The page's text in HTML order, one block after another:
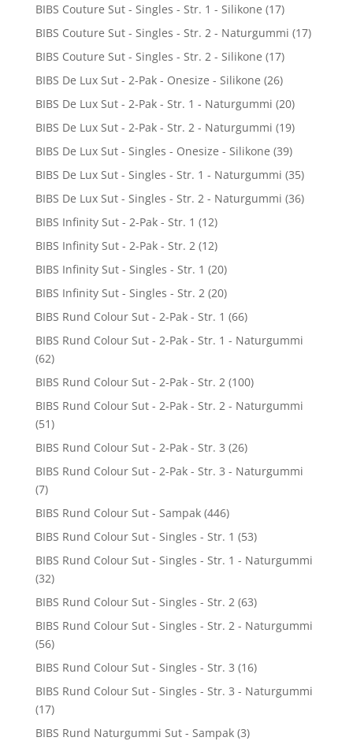
BIBS Couture Sut - Singles - Str. 1 - Silikone (17)
BIBS Couture Sut - Singles - Str. 2 - Naturgummi (17)
BIBS Couture Sut - Singles - Str. 2 - Silikone (17)
BIBS De Lux Sut - 2-Pak - Onesize - Silikone (26)
BIBS De Lux Sut - 2-Pak - Str. 1 - Naturgummi (20)
BIBS De Lux Sut - 2-Pak - Str. 2 - Naturgummi (19)
BIBS De Lux Sut - Singles - Onesize - Silikone (39)
BIBS De Lux Sut - Singles - Str. 1 - Naturgummi (35)
BIBS De Lux Sut - Singles - Str. 2 - Naturgummi (36)
BIBS Infinity Sut - 2-Pak - Str. 1 (12)
BIBS Infinity Sut - 2-Pak - Str. 2 (12)
BIBS Infinity Sut - Singles - Str. 1 (20)
BIBS Infinity Sut - Singles - Str. 2 (20)
BIBS Rund Colour Sut - 2-Pak - Str. 1 (66)
BIBS Rund Colour Sut - 2-Pak - Str. 1 - Naturgummi
(62)
BIBS Rund Colour Sut - 2-Pak - Str. 2 (100)
BIBS Rund Colour Sut - 2-Pak - Str. 2 - Naturgummi
(51)
BIBS Rund Colour Sut - 2-Pak - Str. 3 (26)
BIBS Rund Colour Sut - 2-Pak - Str. 3 - Naturgummi
(7)
BIBS Rund Colour Sut - Sampak (446)
BIBS Rund Colour Sut - Singles - Str. 1 (53)
BIBS Rund Colour Sut - Singles - Str. 1 - Naturgummi
(32)
BIBS Rund Colour Sut - Singles - Str. 2 (63)
BIBS Rund Colour Sut - Singles - Str. 2 - Naturgummi
(56)
BIBS Rund Colour Sut - Singles - Str. 3 (16)
BIBS Rund Colour Sut - Singles - Str. 3 - Naturgummi
(17)
BIBS Rund Naturgummi Sut - Sampak (3)